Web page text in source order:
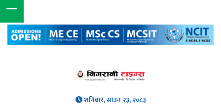
शनिबार, साउन २३, २०८३